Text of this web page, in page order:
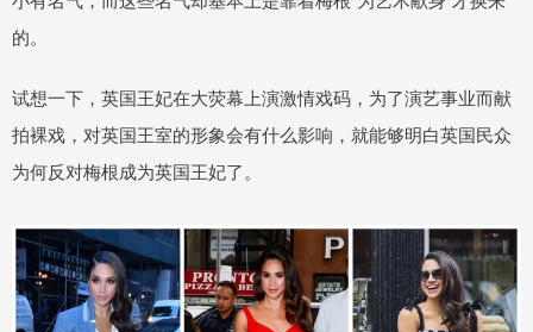
的。
试想一下，英国王妃在大荧幕上演激情戏码，为了演艺事业而献
拍裸戏，对英国王室的形象会有什么影响，就能够明白英国民众
为何反对梅根成为英国王妃了。